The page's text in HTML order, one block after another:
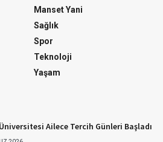
Manset Yani
Sağlık
Spor
Teknoloji
Yaşam
Ailece Tercih Günleri Başladı